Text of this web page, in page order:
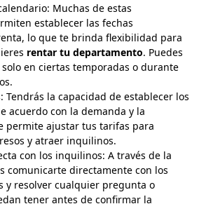
Muchas de estas
establecer las fechas
lo que te brinda flexibilidad para
rentar tu departamento. Puedes
en ciertas temporadas o durante
Tendrás la capacidad de establecer los
acuerdo con la demanda y la
permite ajustar tus tarifas para
y atraer inquilinos.
con los inquilinos: A través de la
comunicarte directamente con los
y resolver cualquier pregunta o
tener antes de confirmar la